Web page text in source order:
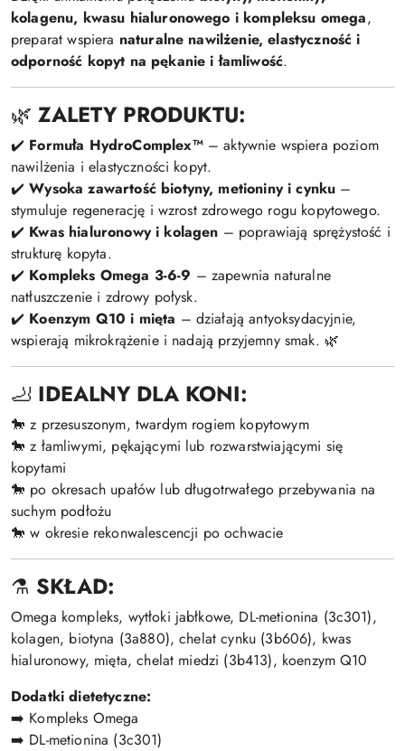
kolagenu, kwasu hialuronowego i kompleksu omega,
preparat wspiera naturalne nawilżenie, elastyczność i
odporność kopyt na pękanie i łamliwość.
🌿 ZALETY PRODUKTU:
✔️ Formuła HydroComplex™– aktywnie wspiera poziom
nawilżenia i elastyczności kopyt.
✔️Wysoka zawartość biotyny, metioniny i cynku –
stymuluje regenerację i wzrost zdrowego rogu kopytowego.
✔️ Kwas hialuronowy i kolagen – poprawiają sprężystość i
strukturę kopyta.
✔️ Kompleks Omega 3-6-9 – zapewnia naturalne
natłuszczenie i zdrowy połysk.
✔️ Koenzym Q10 i mięta – działają antyoksydacyjnie,
wspierają mikrokrążenie i nadają przyjemny smak. 🌿
🦶 IDEALNY DLA KONI:
🐎 z przesuszonym, twardym rogiem kopytowym
🐎 z łamliwymi, pękającymi lub rozwarstwiającymi się
kopytami
🐎 po okresach upałów lub długotrwałego przebywania na
suchym podłożu
🐎 w okresie rekonwalescencji po ochwacie
⚗️ SKŁAD:
Omega kompleks, wytłoki jabłkowe, DL-metionina (3c301),
kolagen, biotyna (3a880), chelat cynku (3b606), kwas
hialuronowy, mięta, chelat miedzi (3b413), koenzym Q10
Dodatki dietetyczne:
➡️ Kompleks Omega
➡️ DL-metionina (3c301)